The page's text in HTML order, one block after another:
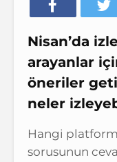
Nisan’da
arayanlar
öneriler
neler
Hangi
sorusunun